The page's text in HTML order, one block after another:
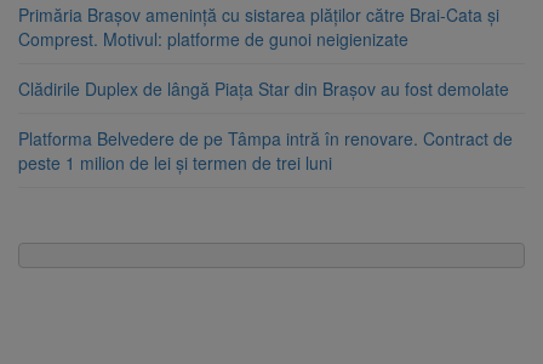
Primăria Brașov amenință cu sistarea plăților către Brai-Cata și
Comprest. Motivul: platforme de gunoi neigienizate
Clădirile Duplex de lângă Piața Star din Brașov au fost demolate
Platforma Belvedere de pe Tâmpa intră în renovare. Contract de
peste 1 milion de lei și termen de trei luni